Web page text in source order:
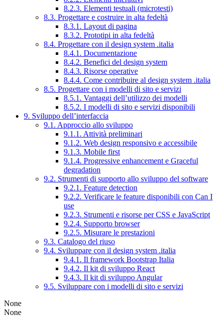
8.2.3. Elementi testuali (microtesti)
8.3. Progettare e costruire in alta fedeltà
8.3.1. Layout di pagina
8.3.2. Prototipi in alta fedeltà
8.4. Progettare con il design system .italia
8.4.1. Documentazione
8.4.2. Benefici del design system
8.4.3. Risorse operative
8.4.4. Come contribuire al design system .italia
8.5. Progettare con i modelli di sito e servizi
8.5.1. Vantaggi dell’utilizzo dei modelli
8.5.2. I modelli di sito e servizi disponibili
9. Sviluppo dell’interfaccia
9.1. Approccio allo sviluppo
9.1.1. Attività preliminari
9.1.2. Web design responsivo e accessibile
9.1.3. Mobile first
9.1.4. Progressive enhancement e Graceful
degradation
9.2. Strumenti di supporto allo sviluppo del software
9.2.1. Feature detection
9.2.2. Verificare le feature disponibili con Can I
use
9.2.3. Strumenti e risorse per CSS e JavaScript
9.2.4. Supporto browser
9.2.5. Misurare le prestazioni
9.3. Catalogo del riuso
9.4. Sviluppare con il design system .italia
9.4.1. Il framework Bootstrap Italia
9.4.2. Il kit di sviluppo React
9.4.3. Il kit di sviluppo Angular
9.5. Sviluppare con i modelli di sito e servizi
None
None